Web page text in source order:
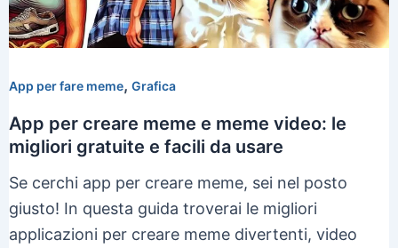
App per fare meme, Grafica
App per creare meme e meme video: le
migliori gratuite e facili da usare
Se cerchi app per creare meme, sei nel posto
giusto! In questa guida troverai le migliori
applicazioni per creare meme divertenti, video